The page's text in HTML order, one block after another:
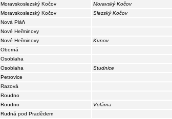
Moravskoslezský Kočov Moravský Kočov
Moravskoslezský Kočov Slezský Kočov
Nová Pláň
Nové Heřminovy
Nové Heřminovy Kunov
Oborná
Osoblaha
Osoblaha Studnice
Petrovice
Razová
Roudno
Roudno Volárna
Rudná pod Pradědem